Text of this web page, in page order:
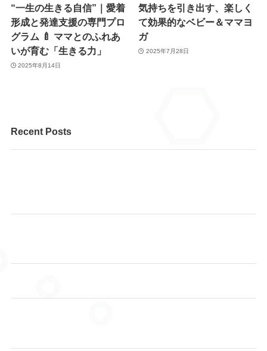
“一生の生きる自信”｜愛着
形成と発達支援の専門プロ
グラム 🍼 ママとのふれあ
いが育む「生きる力」
2025年8月14日
気持ちを引き出す、楽しく
て効果的なベビー＆ママヨ
ガ
2025年7月28日
Recent Posts